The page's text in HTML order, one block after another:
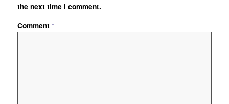
the next time I comment.
Comment *